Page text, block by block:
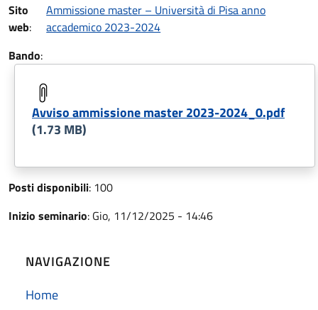
Sito
web:
Ammissione master – Università di Pisa anno
accademico 2023-2024
Bando:
Avviso ammissione master 2023-2024_0.pdf
(1.73 MB)
Posti disponibili: 100
Inizio seminario: Gio, 11/12/2025 - 14:46
NAVIGAZIONE
Home